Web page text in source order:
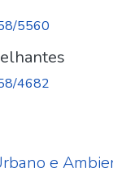
5560
4682
e